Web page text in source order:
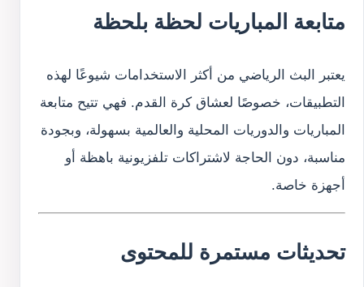
متابعة المباريات لحظة بلحظة
يعتبر البث الرياضي من أكثر الاستخدامات شيوعًا لهذه
التطبيقات، خصوصًا لعشاق كرة القدم. فهي تتيح متابعة
المباريات والدوريات المحلية والعالمية بسهولة، وبجودة
مناسبة، دون الحاجة لاشتراكات تلفزيونية باهظة أو
أجهزة خاصة.
تحديثات مستمرة للمحتوى